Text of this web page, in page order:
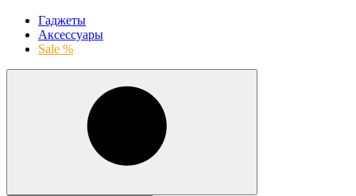
Гаджеты
Аксессуары
Sale %